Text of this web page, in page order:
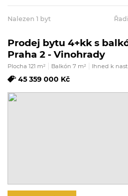
Nalezen 1 byt
Prodej bytu 4+kk s
Praha 2 - Vinohrady
Plocha 121 m2 Balkón 7 m2 Ihned k
45 359 000 Kč